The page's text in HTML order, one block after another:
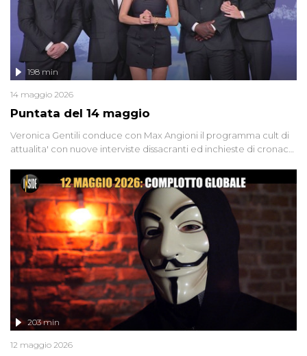
Puntata del 14 maggio
198 min
14 maggio 2026
Veronica Gentili conduce con Max Angioni il programma cult di
attualita' con nuove interviste dissacranti ed inchieste di cronaca
203 min
12 maggio 2026